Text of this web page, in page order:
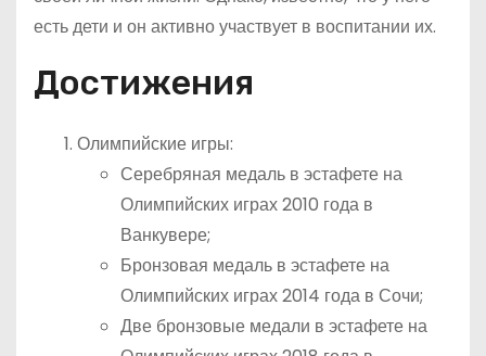
есть дети и он активно участвует в воспитании их.
Достижения
Олимпийские игры:
Серебряная медаль в эстафете на
Олимпийских играх 2010 года в
Ванкувере;
Бронзовая медаль в эстафете на
Олимпийских играх 2014 года в Сочи;
Две бронзовые медали в эстафете на